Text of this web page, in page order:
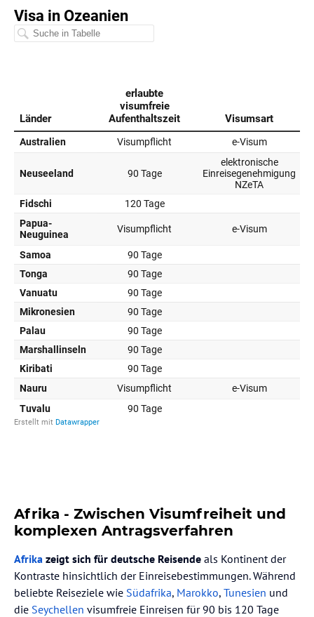
Afrika - Zwischen Visumfreiheit und
komplexen Antragsverfahren
Afrika zeigt sich für deutsche Reisende als Kontinent der
Kontraste hinsichtlich der Einreisebestimmungen. Während
beliebte Reiseziele wie Südafrika, Marokko, Tunesien und
die Seychellen visumfreie Einreisen für 90 bis 120 Tage